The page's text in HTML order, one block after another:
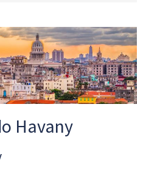
Havany